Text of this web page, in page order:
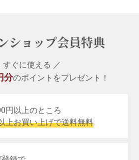
ショップ会員特典
すぐに使える ／
分のポイントをプレゼント！
円以上のところ
上お買い上げで送料無料